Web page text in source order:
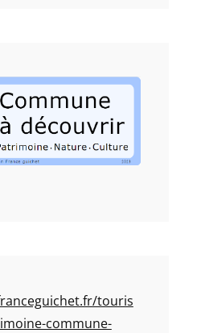
touris
commune-